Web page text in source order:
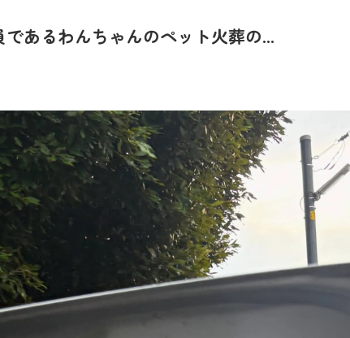
あるわんちゃんのペット火葬の...